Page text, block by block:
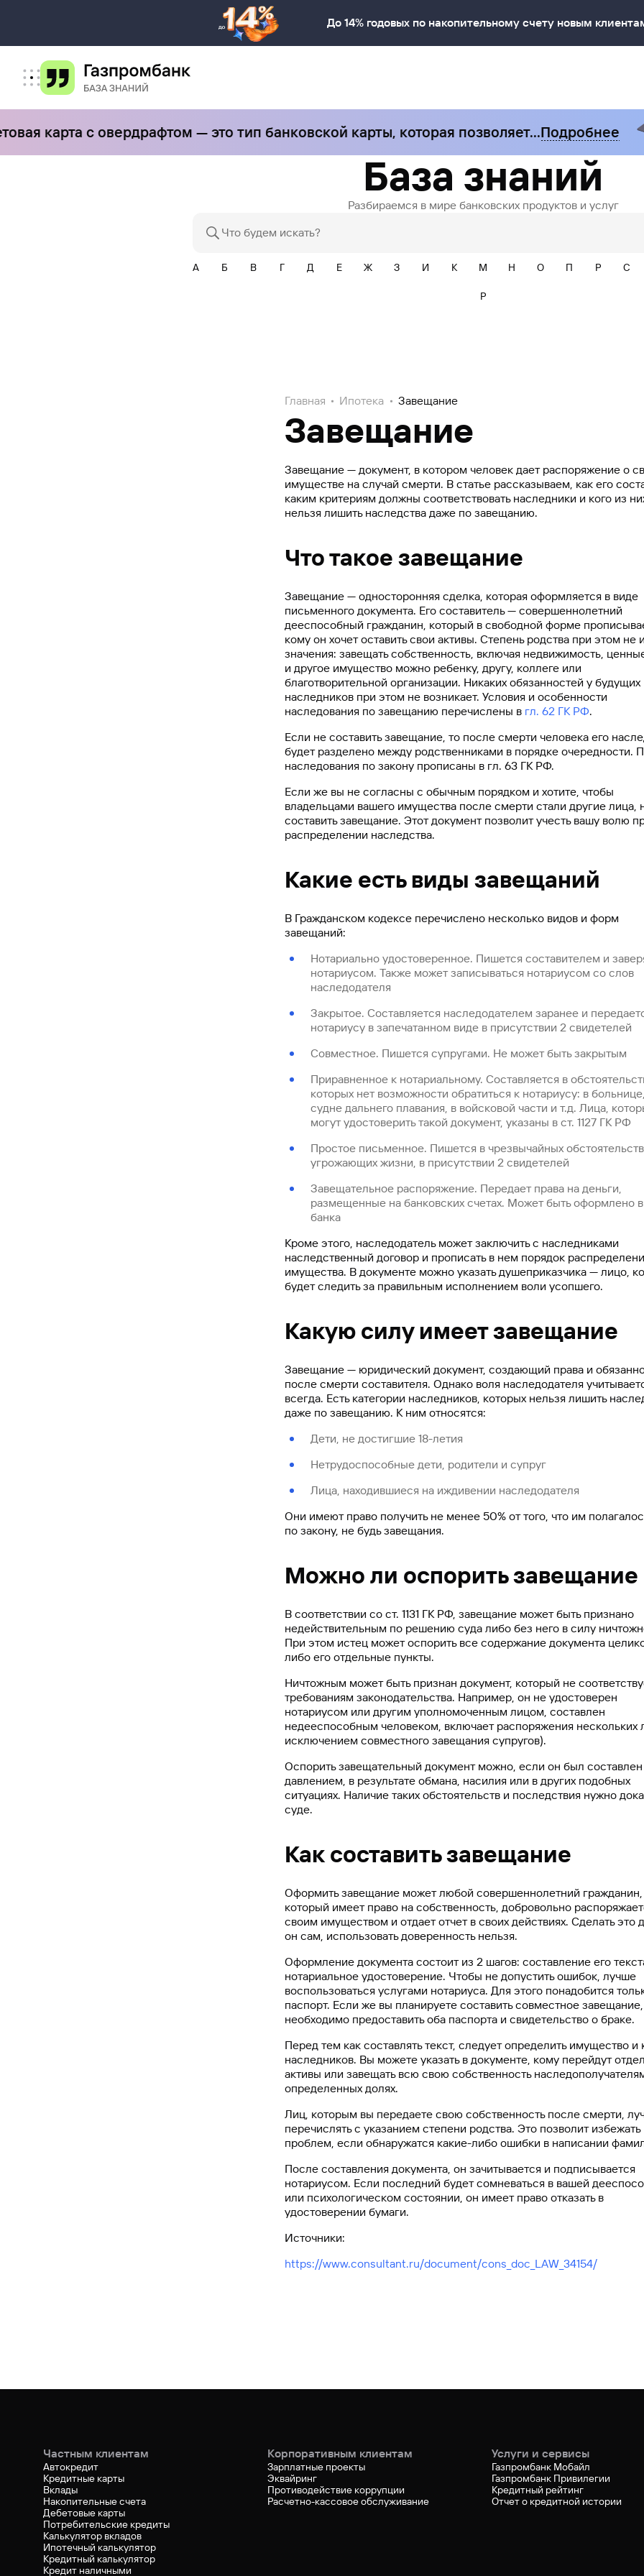
До 14% годовых по накопительному счету новым
карта с овердрафтом — это тип банковской карты, которая позволяет…Подробнее
База знаний
Разбираемся в мире банковских продуктов и услуг
А Б В Г Д Е Ж З И К М Н О П Р С
P
Главная Ипотека Завещание
Завещание
Завещание — документ, в котором человек дает распоряжение о
имуществе на случай смерти. В статье рассказываем, как его
каким критериям должны соответствовать наследники и кого из
нельзя лишить наследства даже по завещанию.
Что такое завещание
Завещание — односторонняя сделка, которая оформляется в виде
письменного документа. Его составитель — совершеннолетний
дееспособный гражданин, который в свободной форме
кому он хочет оставить свои активы. Степень родства при этом не
значения: завещать собственность, включая недвижимость,
и другое имущество можно ребенку, другу, коллеге или
благотворительной организации. Никаких обязанностей у будущих
наследников при этом не возникает. Условия и особенности
наследования по завещанию перечислены в гл. 62 ГК РФ.
Если не составить завещание, то после смерти человека его
будет разделено между родственниками в порядке очередности.
наследования по закону прописаны в гл. 63 ГК РФ.
Если же вы не согласны с обычным порядком и хотите, чтобы
владельцами вашего имущества после смерти стали другие лица,
составить завещание. Этот документ позволит учесть вашу волю
распределении наследства.
Какие есть виды завещаний
В Гражданском кодексе перечислено несколько видов и форм
завещаний:
Нотариально удостоверенное. Пишется составителем и
нотариусом. Также может записываться нотариусом со слов
наследодателя
Закрытое. Составляется наследодателем заранее и
нотариусу в запечатанном виде в присутствии 2 свидетелей
Совместное. Пишется супругами. Не может быть закрытым
Приравненное к нотариальному. Составляется в
которых нет возможности обратиться к нотариусу: в
судне дальнего плавания, в войсковой части и т.д. Лица,
могут удостоверить такой документ, указаны в ст. 1127 ГК РФ
Простое письменное. Пишется в чрезвычайных
угрожающих жизни, в присутствии 2 свидетелей
Завещательное распоряжение. Передает права на деньги,
размещенные на банковских счетах. Может быть оформлено
банка
Кроме этого, наследодатель может заключить с наследниками
наследственный договор и прописать в нем порядок
имущества. В документе можно указать душеприказчика — лицо,
будет следить за правильным исполнением воли усопшего.
Какую силу имеет завещание
Завещание — юридический документ, создающий права и
после смерти составителя. Однако воля наследодателя
всегда. Есть категории наследников, которых нельзя лишить
даже по завещанию. К ним относятся:
Дети, не достигшие 18-летия
Нетрудоспособные дети, родители и супруг
Лица, находившиеся на иждивении наследодателя
Они имеют право получить не менее 50% от того, что им
по закону, не будь завещания.
Можно ли оспорить завещание
В соответствии со ст. 1131 ГК РФ, завещание может быть признано
недействительным по решению суда либо без него в силу
При этом истец может оспорить все содержание документа
либо его отдельные пункты.
Ничтожным может быть признан документ, который не
требованиям законодательства. Например, он не удостоверен
нотариусом или другим уполномоченным лицом, составлен
недееспособным человеком, включает распоряжения нескольких
исключением совместного завещания супругов).
Оспорить завещательный документ можно, если он был
давлением, в результате обмана, насилия или в других подобных
ситуациях. Наличие таких обстоятельств и последствия нужно
суде.
Как составить завещание
Оформить завещание может любой совершеннолетний гражданин,
который имеет право на собственность, добровольно
своим имуществом и отдает отчет в своих действиях. Сделать это
он сам, использовать доверенность нельзя.
Оформление документа состоит из 2 шагов: составление его
нотариальное удостоверение. Чтобы не допустить ошибок, лучше
воспользоваться услугами нотариуса. Для этого понадобится
паспорт. Если же вы планируете составить совместное
необходимо предоставить оба паспорта и свидетельство о браке.
Перед тем как составлять текст, следует определить имущество и
наследников. Вы можете указать в документе, кому перейдут
активы или завещать всю свою собственность
определенных долях.
Лиц, которым вы передаете свою собственность после смерти,
перечислять с указанием степени родства. Это позволит избежать
проблем, если обнаружатся какие-либо ошибки в написании
После составления документа, он зачитывается и подписывается
нотариусом. Если последний будет сомневаться в вашей
или психологическом состоянии, он имеет право отказать в
удостоверении бумаги.
Источники:
https://www.consultant.ru/document/cons_doc_LAW_34154/
Частным клиентам
Автокредит
Кредитные карты
Вклады
Накопительные счета
Дебетовые карты
Потребительские кредиты
Калькулятор вкладов
Ипотечный калькулятор
Кредитный калькулятор
Кредит наличными
Корпоративным клиентам
Зарплатные проекты
Эквайринг
Противодействие коррупции
Расчетно-кассовое обслуживание
Услуги и сервисы
Газпромбанк Мобайл
Газпромбанк Привилегии
Кредитный рейтинг
Отчет о кредитной истории